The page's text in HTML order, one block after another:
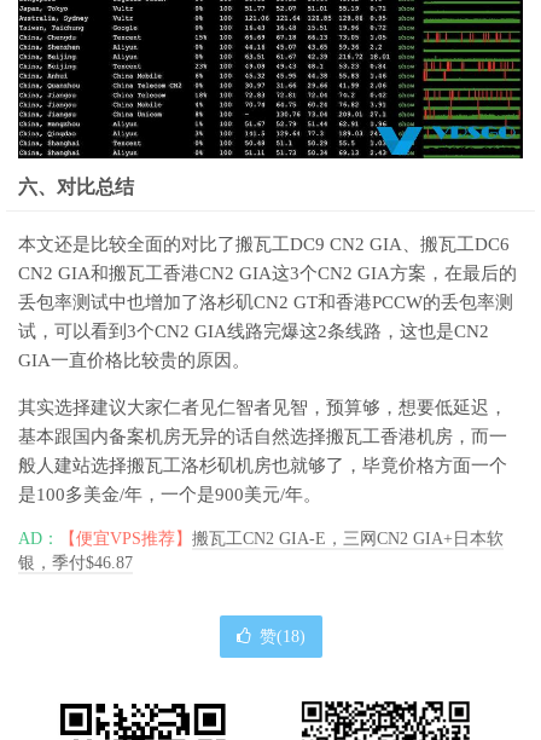
六、对比总结
本文还是比较全面的对比了搬瓦工DC9 CN2 GIA、搬瓦工DC6
CN2 GIA和搬瓦工香港CN2 GIA这3个CN2 GIA方案，在最后的
丢包率测试中也增加了洛杉矶CN2 GT和香港PCCW的丢包率测
试，可以看到3个CN2 GIA线路完爆这2条线路，这也是CN2
GIA一直价格比较贵的原因。
其实选择建议大家仁者见仁智者见智，预算够，想要低延迟，
基本跟国内备案机房无异的话自然选择搬瓦工香港机房，而一
般人建站选择搬瓦工洛杉矶机房也就够了，毕竟价格方面一个
是100多美金/年，一个是900美元/年。
AD： 【便宜VPS推荐】 搬瓦工CN2 GIA-E，三网CN2 GIA+日本软
银，季付$46.87
赞(18)